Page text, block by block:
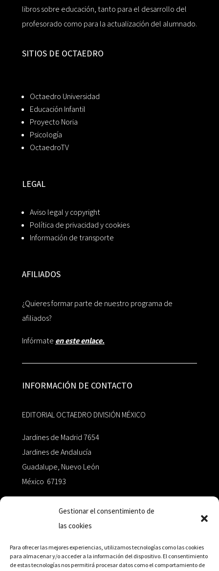
Gestionar el consentimiento de
las cookies
Para ofrecer las mejores experiencias, utilizamos tecnologías como las cookies
para almacenar y/o acceder a la información del dispositivo. El consentimiento
de estas tecnologías nos permitirá procesar datos como el comportamiento de
libros sobre educación, tanto para el desarrollo del
profesorado como para la actualización del alumnado.
SITIOS DE OCTAEDRO
Octaedro Universidad
Educación Infantil
Proyecto Noria
Psicología
OctaedroTV
LEGAL
Aviso legal y copyright
Política de privacidad y cookies
Información de transporte
AFILIADOS
¿Quieres formar parte de nuestro programa de
afiliados?
Infórmate en este enlace.
INFORMACIÓN DE CONTACTO
EDITORIAL OCTAEDRO DIVISIÓN MÉXICO
Jardines de Madrid 7654
Jardines de Andalucía
Guadalupe, Nuevo León
México 67193
+52 811.499.5638
RED DE DISTRIBUCIÓN